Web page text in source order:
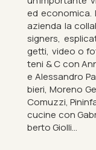
ed eco­nom­ica.
azienda la
sign­ers,
getti, video o
teni & C con
e Aless­andro
bieri, Moreno
Comuzzi,
cu­cine con
berto Gi­olli…